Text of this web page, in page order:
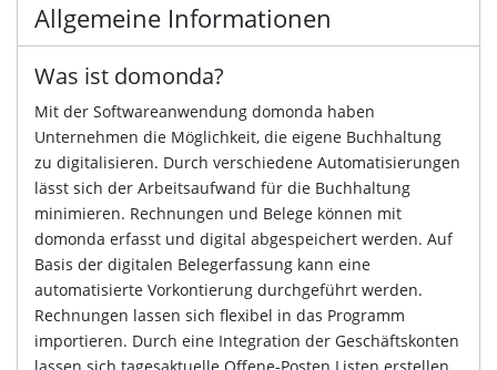
Allgemeine Informationen
Was ist domonda?
Mit der Softwareanwendung domonda haben
Unternehmen die Möglichkeit, die eigene Buchhaltung
zu digitalisieren. Durch verschiedene Automatisierungen
lässt sich der Arbeitsaufwand für die Buchhaltung
minimieren. Rechnungen und Belege können mit
domonda erfasst und digital abgespeichert werden. Auf
Basis der digitalen Belegerfassung kann eine
automatisierte Vorkontierung durchgeführt werden.
Rechnungen lassen sich flexibel in das Programm
importieren. Durch eine Integration der Geschäftskonten